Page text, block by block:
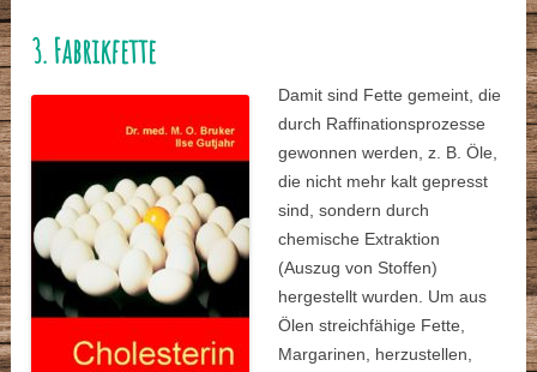
3. Fabrikfette
Damit sind Fette gemeint, die
durch Raffinationsprozesse
gewonnen werden, z. B. Öle,
die nicht mehr kalt gepresst
sind, sondern durch
chemische Extraktion
(Auszug von Stoffen)
hergestellt wurden. Um aus
Ölen streichfähige Fette,
Margarinen, herzustellen,